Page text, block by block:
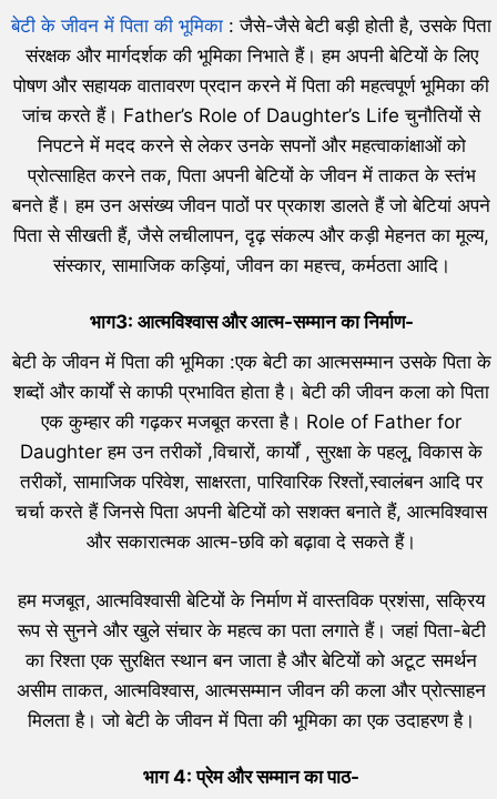
बेटी के जीवन में पिता की भूमिका : जैसे-जैसे बेटी बड़ी होती है, उसके पिता
संरक्षक और मार्गदर्शक की भूमिका निभाते हैं। हम अपनी बेटियों के लिए
पोषण और सहायक वातावरण प्रदान करने में पिता की महत्वपूर्ण भूमिका की
जांच करते हैं। Father’s Role of Daughter’s Life चुनौतियों से
निपटने में मदद करने से लेकर उनके सपनों और महत्वाकांक्षाओं को
प्रोत्साहित करने तक, पिता अपनी बेटियों के जीवन में ताकत के स्तंभ
बनते हैं। हम उन असंख्य जीवन पाठों पर प्रकाश डालते हैं जो बेटियां अपने
पिता से सीखती हैं, जैसे लचीलापन, दृढ़ संकल्प और कड़ी मेहनत का मूल्य,
संस्कार, सामाजिक कड़ियां, जीवन का महत्त्व, कर्मठता आदि।
भाग3: आत्मविश्वास और आत्म-सम्मान का निर्माण-
बेटी के जीवन में पिता की भूमिका :एक बेटी का आत्मसम्मान उसके पिता के
शब्दों और कार्यों से काफी प्रभावित होता है। बेटी की जीवन कला को पिता
एक कुम्हार की गढ़कर मजबूत करता है। Role of Father for
Daughter हम उन तरीकों ,विचारों, कार्यों , सुरक्षा के पहलू, विकास के
तरीकों, सामाजिक परिवेश, साक्षरता, पारिवारिक रिश्तों,स्वालंबन आदि पर
चर्चा करते हैं जिनसे पिता अपनी बेटियों को सशक्त बनाते हैं, आत्मविश्वास
और सकारात्मक आत्म-छवि को बढ़ावा दे सकते हैं।
हम मजबूत, आत्मविश्वासी बेटियों के निर्माण में वास्तविक प्रशंसा, सक्रिय
रूप से सुनने और खुले संचार के महत्व का पता लगाते हैं। जहां पिता-बेटी
का रिश्ता एक सुरक्षित स्थान बन जाता है और बेटियों को अटूट समर्थन
असीम ताकत, आत्मविश्वास, आत्मसम्मान जीवन की कला और प्रोत्साहन
मिलता है। जो बेटी के जीवन में पिता की भूमिका का एक उदाहरण है।
भाग 4: प्रेम और सम्मान का पाठ-